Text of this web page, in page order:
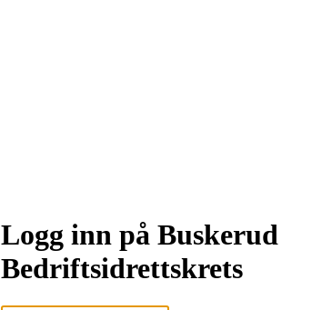
Logg inn på Buskerud
Bedriftsidrettskrets